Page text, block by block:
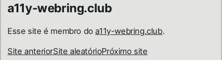
a11y-webring.club
Esse site é membro doa11y-webring.club.
Site anteriorSite aleatórioPróximo site